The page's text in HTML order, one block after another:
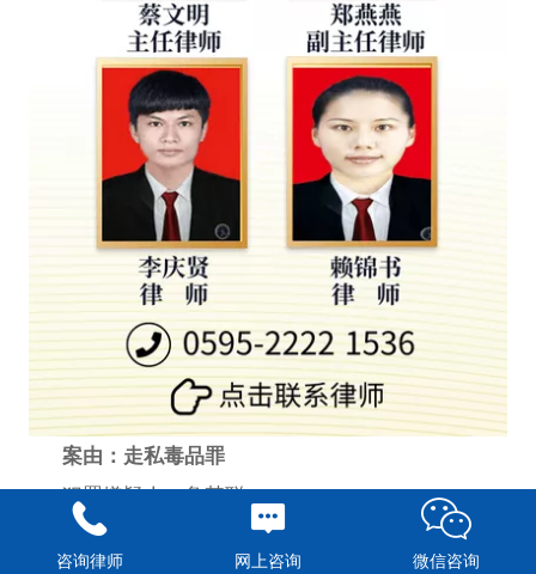
案由：走私毒品罪
犯罪嫌疑人：詹某聪
辩护人：福建泉安律师事务所 刑事部律师
咨询律师 网上咨询 微信咨询